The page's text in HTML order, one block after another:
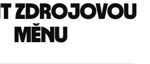
zdrojovou
měnu